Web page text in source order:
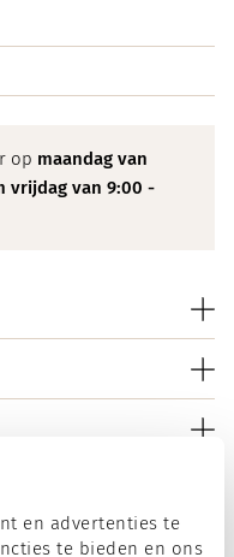
en advertenties te
te bieden en ons
op maandag van
vrijdag van 9:00 -